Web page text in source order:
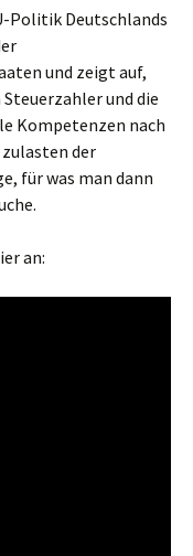
Politik Deutschlands
und zeigt auf,
und die
Kompetenzen nach
der
für was man dann
an: